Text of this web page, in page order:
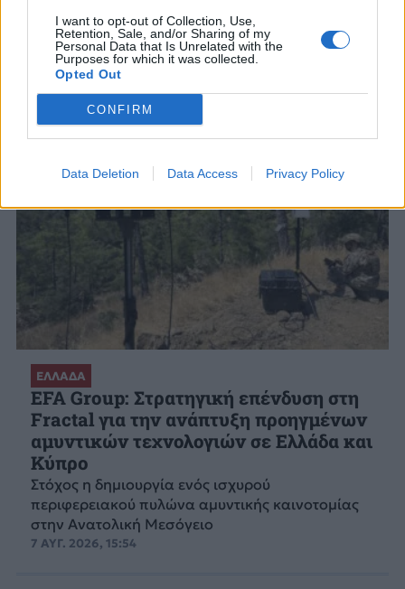
I want to opt-out of Collection, Use,
Retention, Sale, and/or Sharing of my
Personal Data that Is Unrelated with the
Purposes for which it was collected.
Opted Out
CONFIRM
Data Deletion Data Access Privacy Policy
ΣΧΕΤΙΚΑ ΑΡΘΡΑ
ΕΛΛΑΔΑ
EFA Group: Στρατηγική επένδυση στη
Fractal για την ανάπτυξη προηγμένων
αμυντικών τεχνολογιών σε Ελλάδα και
Κύπρο
Στόχος η δημιουργία ενός ισχυρού
περιφερειακού πυλώνα αμυντικής καινοτομίας
στην Ανατολική Μεσόγειο
7 ΑΥΓ. 2026, 15:54